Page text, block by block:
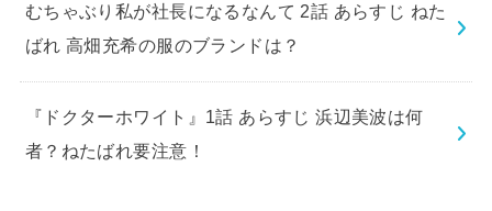
むちゃぶり私が社長になるなんて 2話 あらすじ ねた
ばれ 高畑充希の服のブランドは？
『ドクターホワイト』1話 あらすじ 浜辺美波は何
者？ねたばれ要注意！